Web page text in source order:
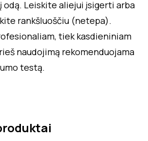
odą. Leiskite aliejui įsigerti arba
rankšluoščiu (netepa).
tiek kasdieniniam
naudojimą rekomenduojama
testą.